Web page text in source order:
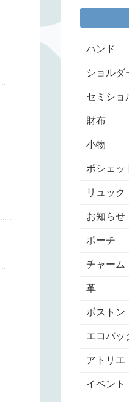
ハンド
ショルダ
セミショ
財布
小物
ポシェッ
リュック
お知らせ
ポーチ
チャーム
革
ボストン
エコバッ
アトリエ
イベント